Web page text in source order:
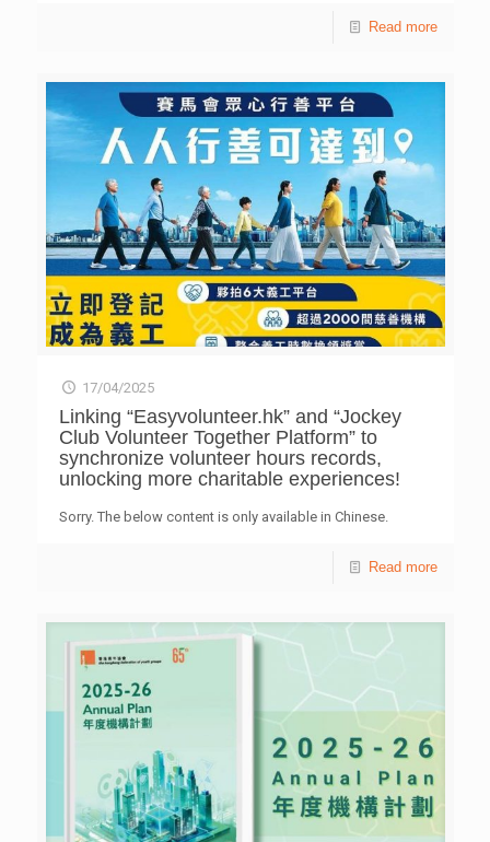
Read more
17/04/2025
Linking “Easyvolunteer.hk” and “Jockey
Club Volunteer Together Platform” to
synchronize volunteer hours records,
unlocking more charitable experiences!
Sorry. The below content is only available in Chinese.
Read more